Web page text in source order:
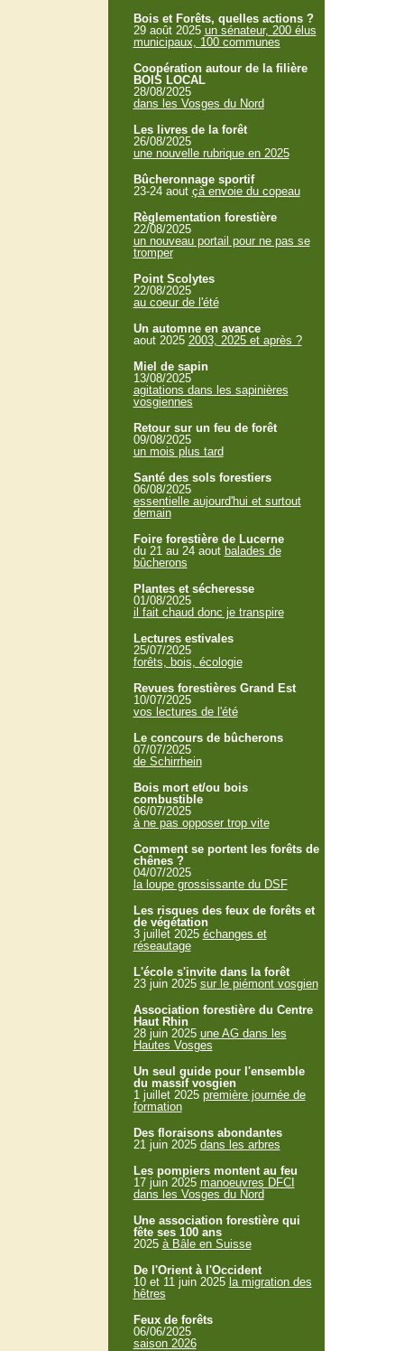
Bois et Forêts, quelles actions ?
29 août 2025 un sénateur, 200 élus
municipaux, 100 communes
Coopération autour de la filière
BOIS LOCAL
28/08/2025
dans les Vosges du Nord
Les livres de la forêt
26/08/2025
une nouvelle rubrique en 2025
Bûcheronnage sportif
23-24 aout çà envoie du copeau
Règlementation forestière
22/08/2025
un nouveau portail pour ne pas se
tromper
Point Scolytes
22/08/2025
au coeur de l'été
Un automne en avance
aout 2025 2003, 2025 et après ?
Miel de sapin
13/08/2025
agitations dans les sapinières
vosgiennes
Retour sur un feu de forêt
09/08/2025
un mois plus tard
Santé des sols forestiers
06/08/2025
essentielle aujourd'hui et surtout
demain
Foire forestière de Lucerne
du 21 au 24 aout balades de
bûcherons
Plantes et sécheresse
01/08/2025
il fait chaud donc je transpire
Lectures estivales
25/07/2025
forêts, bois, écologie
Revues forestières Grand Est
10/07/2025
vos lectures de l'été
Le concours de bûcherons
07/07/2025
de Schirrhein
Bois mort et/ou bois
combustible
06/07/2025
à ne pas opposer trop vite
Comment se portent les forêts de
chênes ?
04/07/2025
la loupe grossissante du DSF
Les risques des feux de forêts et
de végétation
3 juillet 2025 échanges et
réseautage
L'école s'invite dans la forêt
23 juin 2025 sur le piémont vosgien
Association forestière du Centre
Haut Rhin
28 juin 2025 une AG dans les
Hautes Vosges
Un seul guide pour l'ensemble
du massif vosgien
1 juillet 2025 première journée de
formation
Des floraisons abondantes
21 juin 2025 dans les arbres
Les pompiers montent au feu
17 juin 2025 manoeuvres DFCI
dans les Vosges du Nord
Une association forestière qui
fête ses 100 ans
2025 à Bâle en Suisse
De l'Orient à l'Occident
10 et 11 juin 2025 la migration des
hêtres
Feux de forêts
06/06/2025
saison 2026